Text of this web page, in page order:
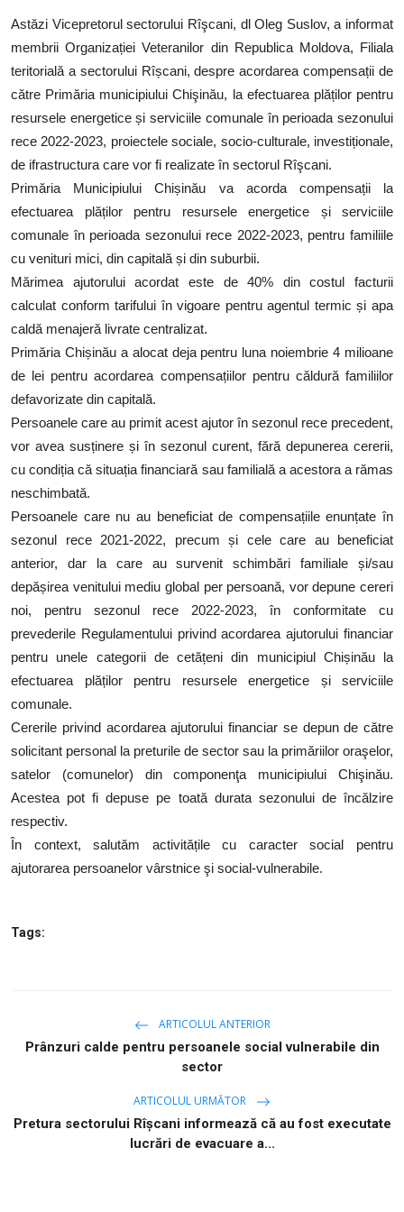
Sectorul Rîșcani
Căutați pe Internet
Astăzi Vicepretorul sectorului Rîşcani, dl Oleg Suslov, a informat
membrii Organizației Veteranilor din Republica Moldova, Filiala
teritorială a sectorului Rîșcani, despre acordarea compensații de
către Primăria municipiului Chişinău, la efectuarea plăților pentru
resursele energetice și serviciile comunale în perioada sezonului
rece 2022-2023, proiectele sociale, socio-culturale, investiționale,
de ifrastructura care vor fi realizate în sectorul Rîşcani.
Primăria Municipiului Chișinău va acorda compensații la
efectuarea plăților pentru resursele energetice și serviciile
comunale în perioada sezonului rece 2022-2023, pentru familiile
cu venituri mici, din capitală și din suburbii.
Mărimea ajutorului acordat este de 40% din costul facturii
calculat conform tarifului în vigoare pentru agentul termic și apa
caldă menajeră livrate centralizat.
Primăria Chișinău a alocat deja pentru luna noiembrie 4 milioane
de lei pentru acordarea compensațiilor pentru căldură familiilor
defavorizate din capitală.
Persoanele care au primit acest ajutor în sezonul rece precedent,
vor avea susținere și în sezonul curent, fără depunerea cererii,
cu condiția că situația financiară sau familială a acestora a rămas
neschimbată.
Persoanele care nu au beneficiat de compensațiile enunțate în
sezonul rece 2021-2022, precum și cele care au beneficiat
anterior, dar la care au survenit schimbări familiale și/sau
depășirea venitului mediu global per persoană, vor depune cereri
noi, pentru sezonul rece 2022-2023, în conformitate cu
prevederile Regulamentului privind acordarea ajutorului financiar
pentru unele categorii de cetățeni din municipiul Chișinău la
efectuarea plăților pentru resursele energetice și serviciile
comunale.
Cererile privind acordarea ajutorului financiar se depun de către
solicitant personal la preturile de sector sau la primăriilor oraşelor,
satelor (comunelor) din componenţa municipiului Chişinău.
Acestea pot fi depuse pe toată durata sezonului de încălzire
respectiv.
În context, salutăm activitățile cu caracter social pentru
ajutorarea persoanelor vârstnice şi social-vulnerabile.
Tags:
ARTICOLUL ANTERIOR
Prânzuri calde pentru persoanele social vulnerabile din
sector
ARTICOLUL URMĂTOR
Pretura sectorului Rîşcani informează că au fost executate
lucrări de evacuare a...